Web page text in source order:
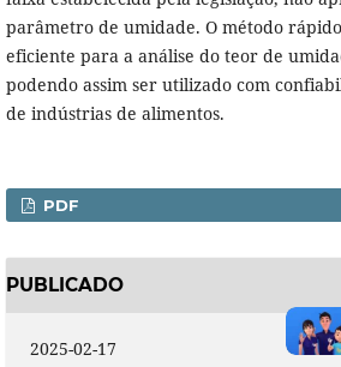
parâmetro de umidade. O método
eficiente para a análise do teor de
podendo assim ser utilizado com
de indústrias de alimentos.
PDF
PUBLICADO
2025-02-17